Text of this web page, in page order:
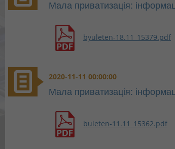
Мала приватизація:
byuleten-18.11_15379.pdf
2020-11-11 00:00:00
Мала приватизація:
buleten-11.11_15362.pdf